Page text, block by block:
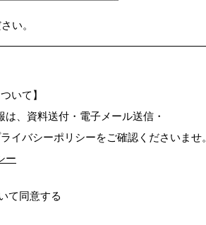
い。
いて】
、資料送付・電子メール送信・
イバシーポリシーをご確認くださいませ。
ー
て同意する